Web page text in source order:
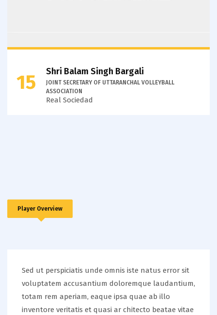
Shri Balam Singh Bargali
JOINT SECRETARY OF UTTARANCHAL VOLLEYBALL
ASSOCIATION
Real Sociedad
15
Player Overview
Sed ut perspiciatis unde omnis iste natus error sit
voluptatem accusantium doloremque laudantium,
totam rem aperiam, eaque ipsa quae ab illo
inventore veritatis et quasi ar chitecto beatae vitae